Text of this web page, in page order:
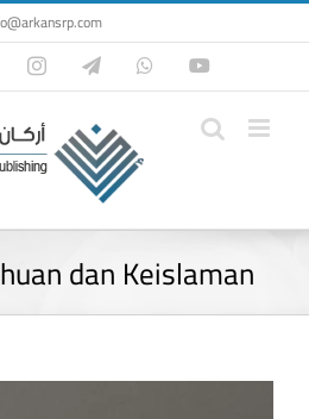
TwitterInstagramTelegramWhatsApp
dan Keislaman